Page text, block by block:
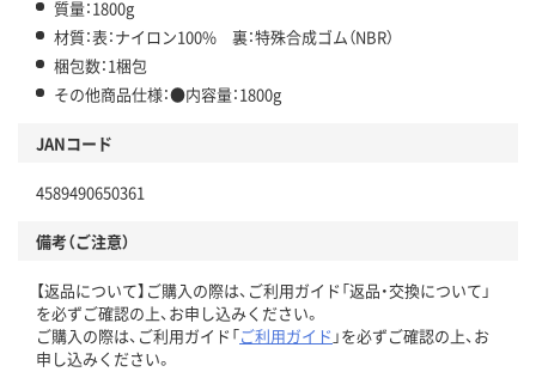
質量：1800g
材質：表：ナイロン100% 裏：特殊合成ゴム（NBR）
梱包数：1梱包
その他商品仕様：●内容量：1800g
JANコード
4589490650361
備考（ご注意）
【返品について】ご購入の際は、ご利用ガイド「返品・交換について」
を必ずご確認の上、お申し込みください。
ご購入の際は、ご利用ガイド「ご利用ガイド 」を必ずご確認の上、お
申し込みください。